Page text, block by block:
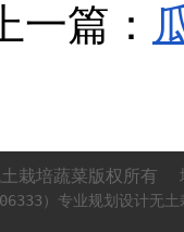
上一篇：
栽培蔬菜版权所有
）专业规划设计无